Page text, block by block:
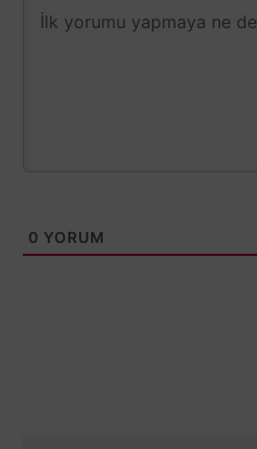
0 YORUM